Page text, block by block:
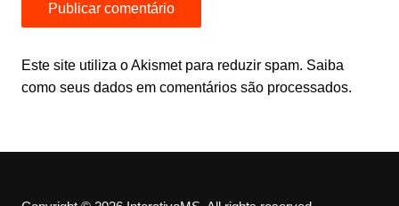
Este site utiliza o Akismet para reduzir spam. Saiba
como seus dados em comentários são processados.